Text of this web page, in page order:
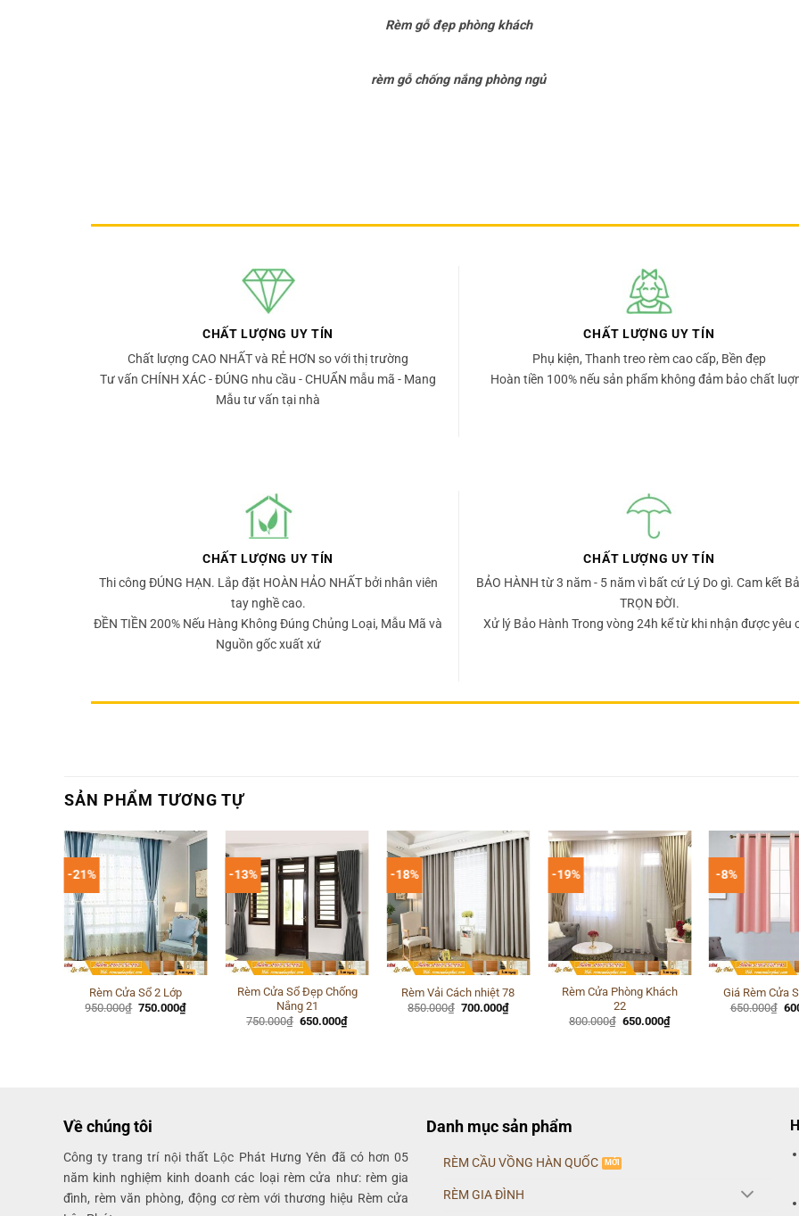
Rèm gỗ đẹp phòng khách
rèm gỗ chống nắng phòng ngủ
CHẤT LƯỢNG UY TÍN
Chất lượng CAO NHẤT và RẺ HƠN so với thị trường
Tư vấn CHÍNH XÁC - ĐÚNG nhu cầu - CHUẨN mẫu mã - Mang
Mẫu tư vấn tại nhà
CHẤT LƯỢNG UY TÍN
Phụ kiện, Thanh treo rèm cao cấp, Bền đẹp
Hoàn tiền 100% nếu sản phẩm không đảm bảo chất
CHẤT LƯỢNG UY TÍN
Thi công ĐÚNG HẠN. Lắp đặt HOÀN HẢO NHẤT bởi nhân viên
tay nghề cao.
ĐỀN TIỀN 200% Nếu Hàng Không Đúng Chủng Loại, Mẫu Mã và
Nguồn gốc xuất xứ
CHẤT LƯỢNG UY TÍN
BẢO HÀNH từ 3 năm - 5 năm vì bất cứ Lý Do gì. Cam kết
TRỌN ĐỜI.
Xử lý Bảo Hành Trong vòng 24h kể từ khi nhận được yêu
SẢN PHẨM TƯƠNG TỰ
-21%
Rèm Cửa Sổ 2 Lớp
950.000₫ Giá
750.000₫Giá
-13%
Rèm Cửa Sổ Đẹp Chống
Nắng 21
750.000₫ Giá
650.000₫Giá
-18%
Rèm Vải Cách nhiệt 78
850.000₫ Giá
700.000₫Giá
hiện
-19%
Rèm Cửa Phòng Khách
22
800.000₫ Giá
650.000₫Giá
hiện
-8%
Giá Rèm Cửa
650.000₫ Giá
Về chúng tôi
Công ty trang trí nội thất Lộc Phát Hưng Yên đã có hơn 05
năm kinh nghiệm kinh doanh các loại rèm cửa như: rèm gia
đình, rèm văn phòng, động cơ rèm với thương hiệu Rèm cửa
Danh mục sản phẩm
RÈM CẦU VỒNG HÀN QUỐC
RÈM GIA ĐÌNH